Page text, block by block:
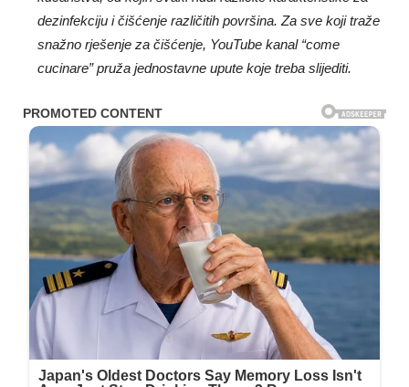
dezinfekciju i čišćenje različitih površina. Za sve koji traže
snažno rješenje za čišćenje, YouTube kanal “come
cucinare” pruža jednostavne upute koje treba slijediti.